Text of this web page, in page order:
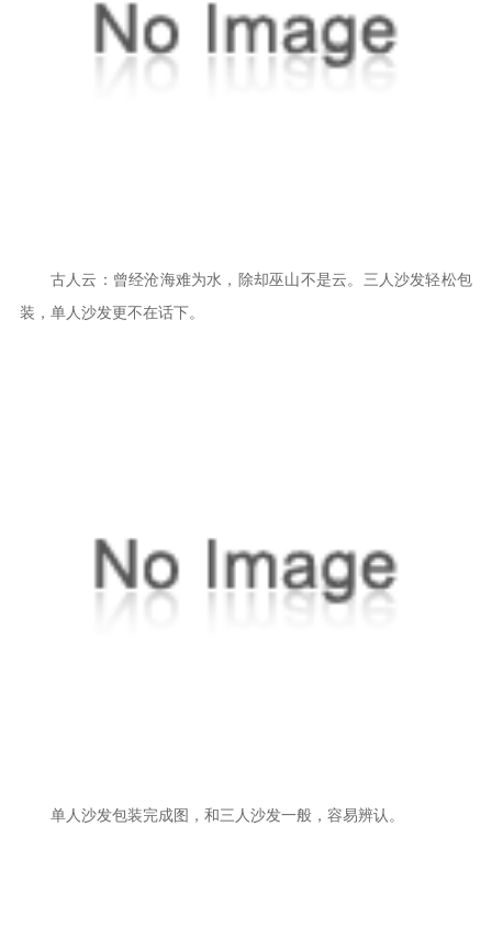
古人云：曾经沧海难为水，除却巫山不是云。三人沙发轻松包
装，单人沙发更不在话下。
单人沙发包装完成图，和三人沙发一般，容易辨认。